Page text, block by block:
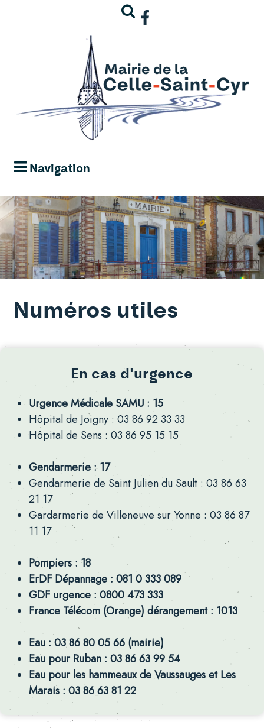
Navigation
Numéros utiles
En cas d'urgence
Urgence Médicale SAMU : 15
Hôpital de Joigny : 03 86 92 33 33
Hôpital de Sens : 03 86 95 15 15
Gendarmerie : 17
Gendarmerie de Saint Julien du Sault : 03 86 63
21 17
Gardarmerie de Villeneuve sur Yonne : 03 86 87
11 17
Pompiers : 18
ErDF Dépannage : 081 0 333 089
GDF urgence : 0800 473 333
France Télécom (Orange) dérangement : 1013
Eau : 03 86 80 05 66 (mairie)
Eau pour Ruban : 03 86 63 99 54
Eau pour les hammeaux de Vaussauges et Les
Marais : 03 86 63 81 22